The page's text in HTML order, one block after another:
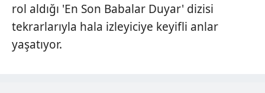
rol aldığı 'En Son Babalar Duyar' dizisi
tekrarlarıyla hala izleyiciye keyifli anlar
yaşatıyor.